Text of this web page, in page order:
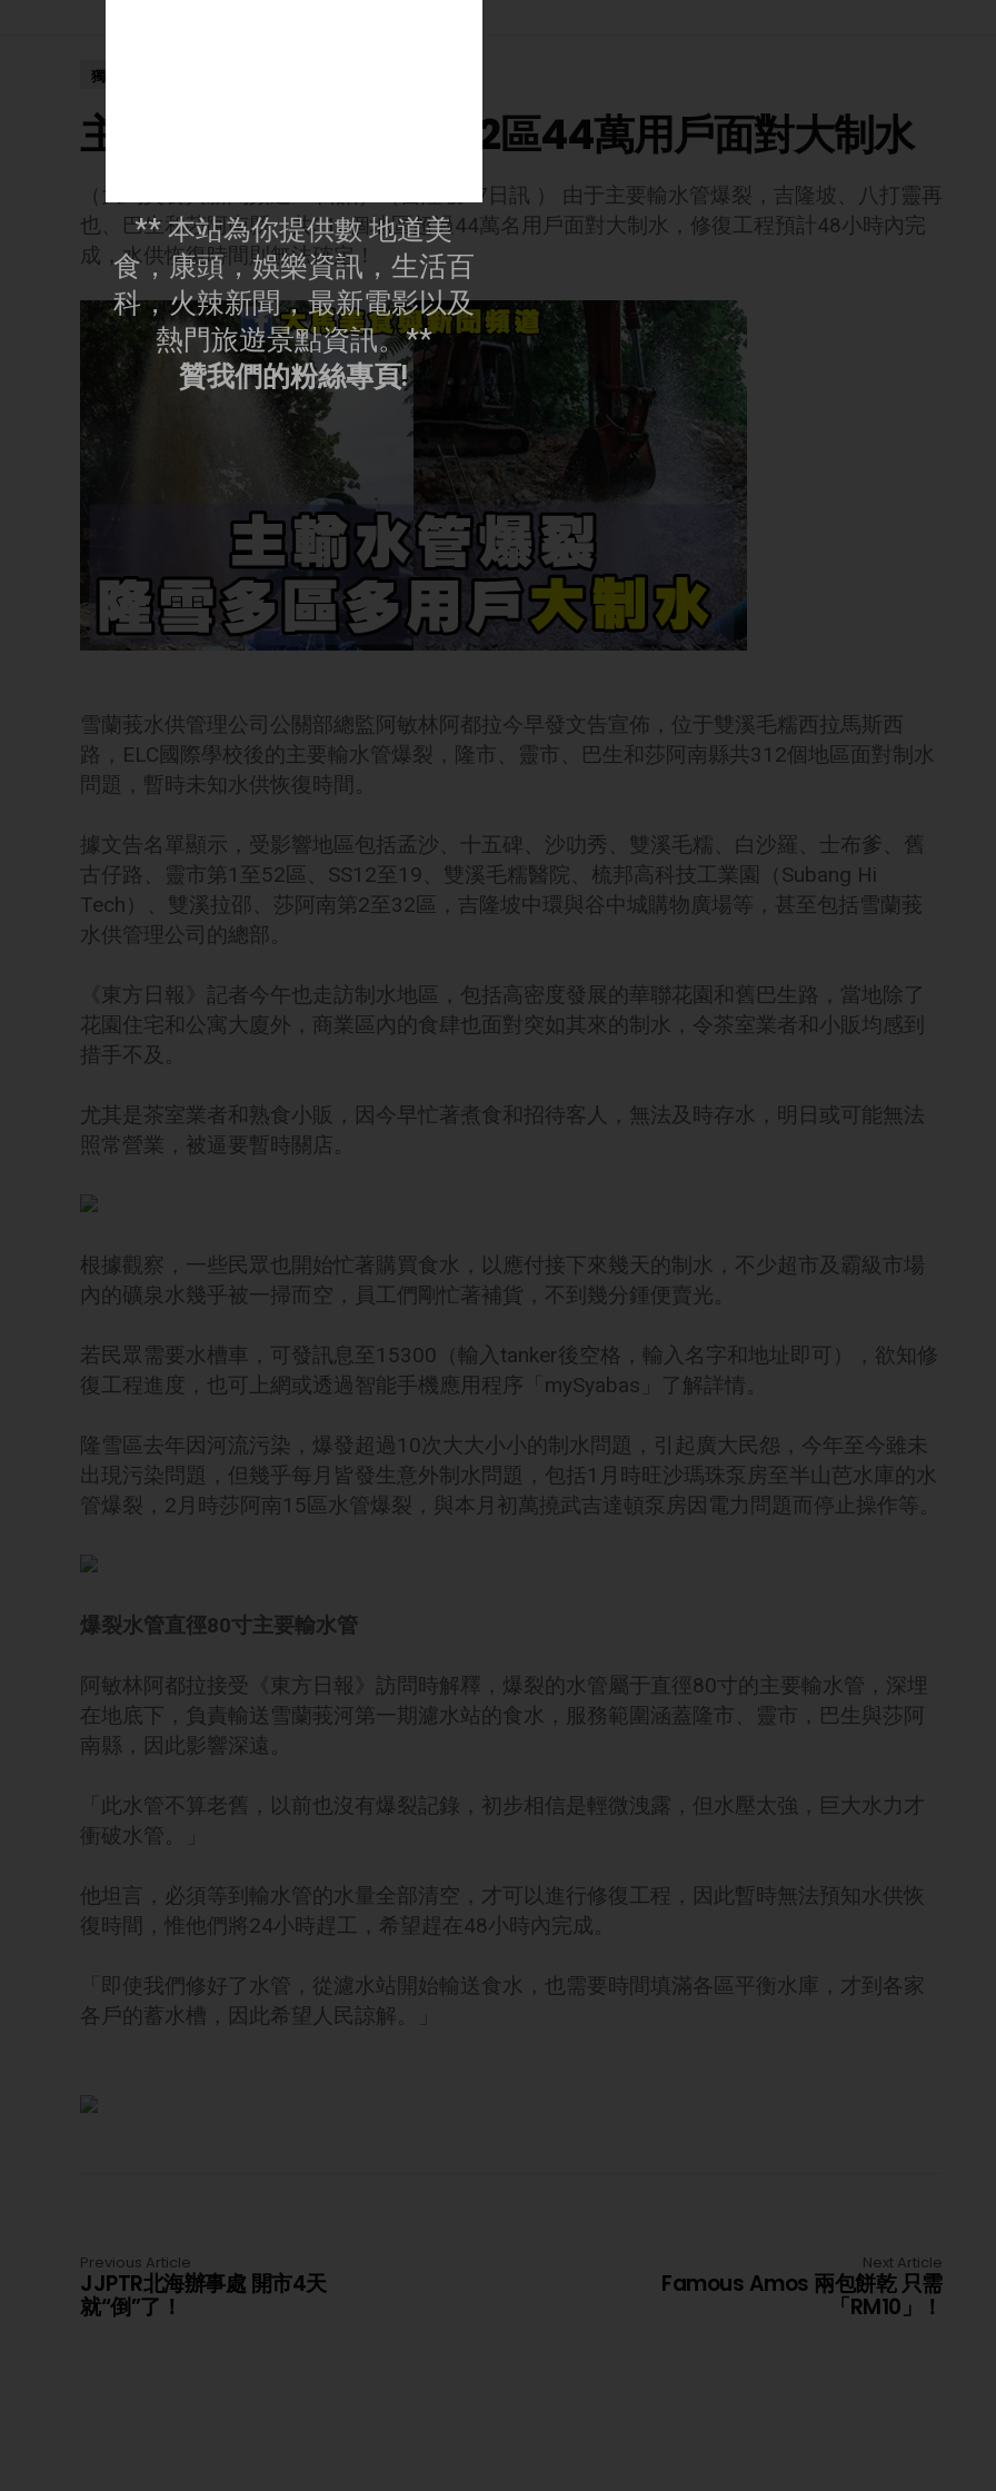
獨家新聞
主輸水管爆裂 隆雪312區44萬用戶面對大制水
（大馬美食與新聞頻道27日訊）（吉隆坡27日訊 ） 由于主要輸水管爆裂，吉隆坡、八打靈再
也、巴生和莎阿南縣，共312個地區超過44萬名用戶面對大制水，修復工程預計48小時內完
成，水供恢復時間則無法確定！
雪蘭莪水供管理公司公關部總監阿敏林阿都拉今早發文告宣佈，位于雙溪毛糯西拉馬斯西
路，ELC國際學校後的主要輸水管爆裂，隆市、靈市、巴生和莎阿南縣共312個地區面對制水
問題，暫時未知水供恢復時間。
據文告名單顯示，受影響地區包括孟沙、十五碑、沙叻秀、雙溪毛糯、白沙羅、士布爹、舊
古仔路、靈市第1至52區、SS12至19、雙溪毛糯醫院、梳邦高科技工業園（Subang Hi
Tech）、雙溪拉邵、莎阿南第2至32區，吉隆坡中環與谷中城購物廣場等，甚至包括雪蘭莪
水供管理公司的總部。
《東方日報》記者今午也走訪制水地區，包括高密度發展的華聯花園和舊巴生路，當地除了
花園住宅和公寓大廈外，商業區內的食肆也面對突如其來的制水，令茶室業者和小販均感到
措手不及。
尤其是茶室業者和熟食小販，因今早忙著煮食和招待客人，無法及時存水，明日或可能無法
照常營業，被逼要暫時關店。
根據觀察，一些民眾也開始忙著購買食水，以應付接下來幾天的制水，不少超市及霸級市場
內的礦泉水幾乎被一掃而空，員工們剛忙著補貨，不到幾分鍾便賣光。
若民眾需要水槽車，可發訊息至15300（輸入tanker後空格，輸入名字和地址即可），欲知修
復工程進度，也可上網或透過智能手機應用程序「mySyabas」了解詳情。
隆雪區去年因河流污染，爆發超過10次大大小小的制水問題，引起廣大民怨，今年至今雖未
出現污染問題，但幾乎每月皆發生意外制水問題，包括1月時旺沙瑪珠泵房至半山芭水庫的水
管爆裂，2月時莎阿南15區水管爆裂，與本月初萬撓武吉達頓泵房因電力問題而停止操作等。
爆裂水管直徑80寸主要輸水管
阿敏林阿都拉接受《東方日報》訪問時解釋，爆裂的水管屬于直徑80寸的主要輸水管，深埋
在地底下，負責輸送雪蘭莪河第一期濾水站的食水，服務範圍涵蓋隆市、靈市，巴生與莎阿
南縣，因此影響深遠。
「此水管不算老舊，以前也沒有爆裂記錄，初步相信是輕微洩露，但水壓太強，巨大水力才
衝破水管。」
他坦言，必須等到輸水管的水量全部清空，才可以進行修復工程，因此暫時無法預知水供恢
復時間，惟他們將24小時趕工，希望趕在48小時內完成。
「即使我們修好了水管，從濾水站開始輸送食水，也需要時間填滿各區平衡水庫，才到各家
各戶的蓄水槽，因此希望人民諒解。」
Previous Article
JJPTR北海辦事處 開市4天
就“倒”了！
Next Article
Famous Amos 兩包餅乾 只需
「RM10」！
** 本站為你提供數 地道美
食，康頭，娛樂資訊，生活百
科，火辣新聞，最新電影以及
熱門旅遊景點資訊。**
贊我們的粉絲專頁!